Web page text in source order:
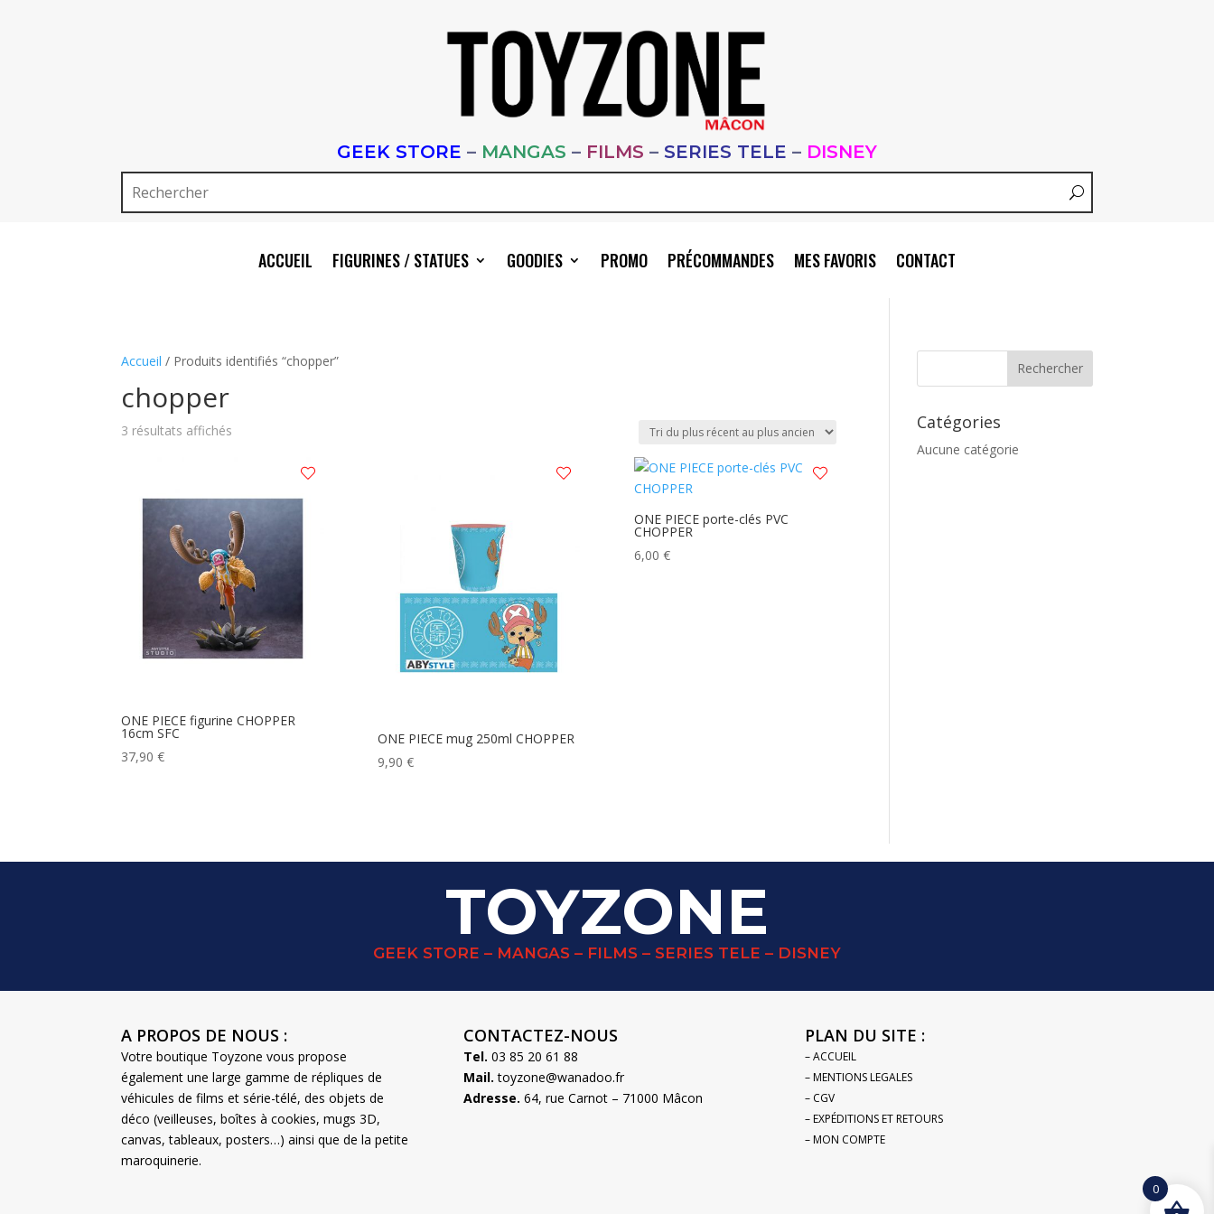
GEEK STORE – MANGAS – FILMS – SERIES TELE – DISNEY
ACCUEIL FIGURINES / STATUES GOODIES PROMO PRÉCOMMANDES MES FAVORIS CONTACT
Accueil / Produits identifiés “chopper”
chopper
3 résultats affichés
au
plus
ancien
ONE PIECE figurine CHOPPER
16cm SFC
37,90€
ONE PIECE mug 250ml CHOPPER
9,90 €
ONE PIECE porte-clés PVC
CHOPPER
6,00 €
Catégories
Aucune catégorie
TOYZONE
GEEK STORE – MANGAS – FILMS – SERIES TELE – DISNEY
A PROPOS DE NOUS :
Votre boutique Toyzone vous propose
également une large gamme de répliques de
véhicules de films et série-télé, des objets de
déco (veilleuses, boîtes à cookies, mugs 3D,
canvas, tableaux, posters…) ainsi que de la petite
maroquinerie.
CONTACTEZ-NOUS
Tel. 03 85 20 61 88
Mail. toyzone@wanadoo.fr
Adresse. 64, rue Carnot – 71000 Mâcon
PLAN DU SITE :
– ACCUEIL
– MENTIONS LEGALES
– CGV
– EXPÉDITIONS ET RETOURS
– MON COMPTE
0